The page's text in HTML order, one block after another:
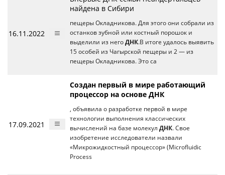
16.11.2022
найдена в Сибири
пещеры Окладникова. Для этого они собрали из
останков зубной или костный порошок и
выделили из него ДНК.В итоге удалось выявить
15 особей из Чагырской пещеры и 2 — из
пещеры Окладникова. Это са
17.09.2021
Создан первый в мире работающий
процессор на основе ДНК
, объявила о разработке первой в мире
технологии выполнения классических
вычислений на базе молекул ДНК. Свое
изобретение исследователи назвали
«Микрожидкостный процессор» (Microfluidic
Process